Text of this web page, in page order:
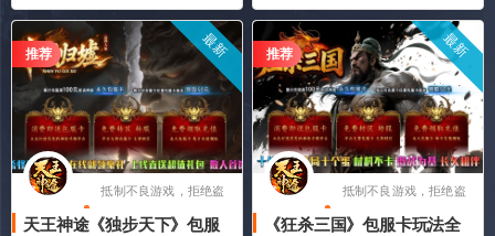
推荐 最新
抵制不良游戏，拒绝盗
版游戏
天王神途《独步天下》包服
推荐 最新
抵制不良游戏，拒绝盗
版游戏
《狂杀三国》包服卡玩法全